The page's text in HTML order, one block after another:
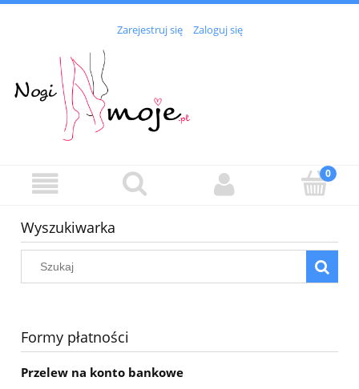
Zarejestruj się Zaloguj się
Wyszukiwarka
Formy płatności
Przelew na konto bankowe